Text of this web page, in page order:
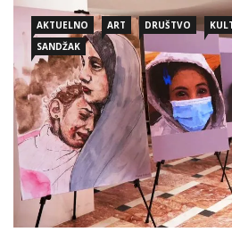
AKTUELNO ART DRUŠTVO
SANDŽAK